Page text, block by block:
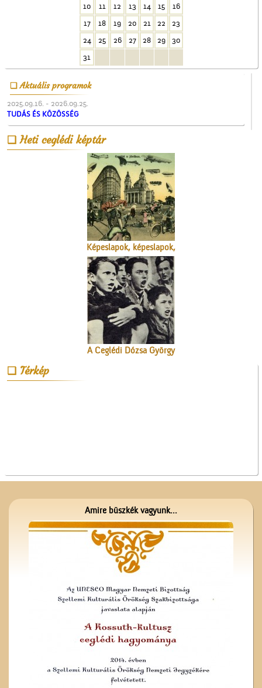
10 11 12 13 14 15
16
17
18 19 20 21 22
23
24
25 26 27 28 29
30
31
Aktuális programok
2025.09.16. - 2026.09.25.
TUDÁS ÉS KÖZÖSSÉG
Heti ceglédi képtár
A Czeglédi Hengermalom
A lopakodó történelem
Képeslapok, képeslapok,
képeslapok…
A Ceglédi Dózsa György
Unghváry László
árjegyzéke
A ceglédi vasútállomás
Térkép
Amire büszkék vagyunk...